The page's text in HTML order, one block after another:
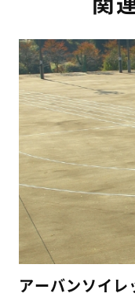
アーバンソイレ